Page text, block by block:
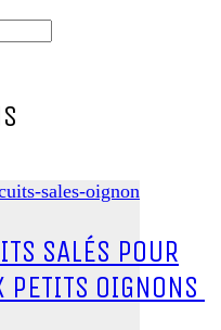
SALÉS POUR
PETITS OIGNONS